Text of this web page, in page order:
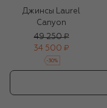
Джинсы Laurel
Canyon
49 250 ₽
34 500 ₽
-30%